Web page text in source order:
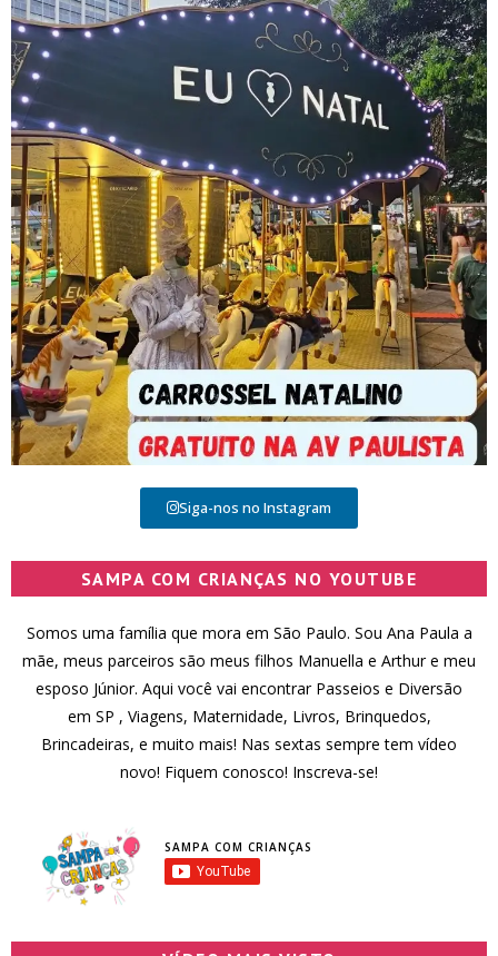
Siga-nos no Instagram
SAMPA COM CRIANÇAS NO YOUTUBE
Somos uma família que mora em São Paulo. Sou Ana Paula a
mãe, meus parceiros são meus filhos Manuella e Arthur e meu
esposo Júnior. Aqui você vai encontrar Passeios e Diversão
em SP , Viagens, Maternidade, Livros, Brinquedos,
Brincadeiras, e muito mais! Nas sextas sempre tem vídeo
novo! Fiquem conosco! Inscreva-se!
SAMPA COM CRIANÇAS